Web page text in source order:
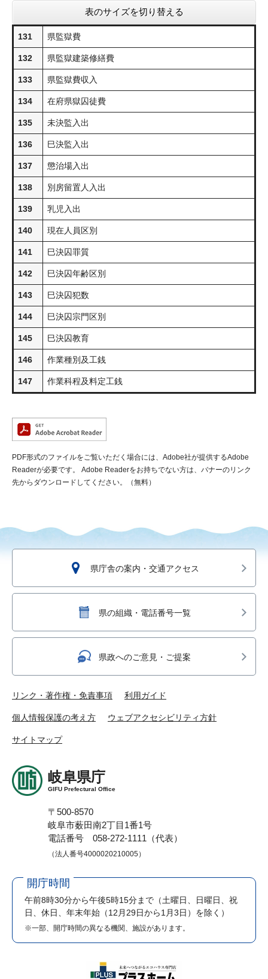
表のサイズを切り替える
131 県監獄費
132 県監獄建築修繕費
133 県監獄費収入
134 在府県獄囚徒費
135 未決監入出
136 巳決監入出
137 懲治場入出
138 別房留置人入出
139 乳児入出
140 現在人員区別
141 巳決囚罪質
142 巳決囚年齢区別
143 巳決囚犯数
144 巳決囚宗門区別
145 巳決囚教育
146 作業種別及工銭
147 作業科程及料定工銭
PDF形式のファイルをご覧いただく場合には、Adobe社が提供するAdobe
Readerが必要です。
Adobe Readerをお持ちでない方は、バナーのリンク
先からダウンロードしてください。（無料）
県庁舎の案内・交通アクセス
県の組織・電話番号一覧
県政へのご意見・ご提案
リンク・著作権・免責事項 利用ガイド
個人情報保護の考え方 ウェブアクセシビリティ方針
サイトマップ
岐阜県庁
GIFU Prefectural Office
〒500-8570
岐阜市薮田南2丁目1番1号
電話番号 058-272-1111（代表）
（法人番号4000020210005）
開庁時間
午前8時30分から午後5時15分まで （土曜日、日曜日、祝
日、休日、年末年始（12月29日から1月3日）を除く）
※一部、開庁時間の異なる機関、施設があります。